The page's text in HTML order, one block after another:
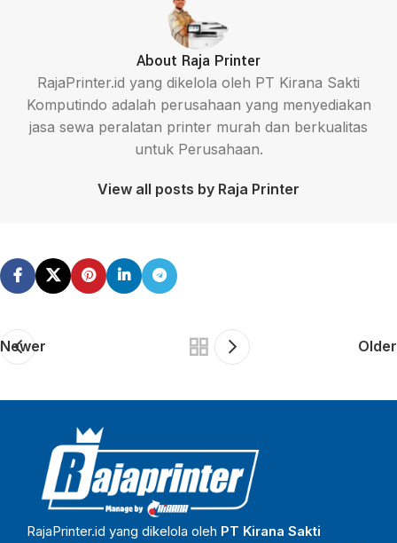
About Raja Printer
RajaPrinter.id yang dikelola oleh PT Kirana Sakti
Komputindo adalah perusahaan yang menyediakan
jasa sewa peralatan printer murah dan berkualitas
untuk Perusahaan.
View all posts by Raja Printer
Newer Older
RajaPrinter.id yang dikelola oleh PT Kirana Sakti